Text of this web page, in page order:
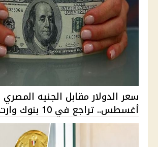
أغسطس.. تراجع في 10 بنوك وارت...